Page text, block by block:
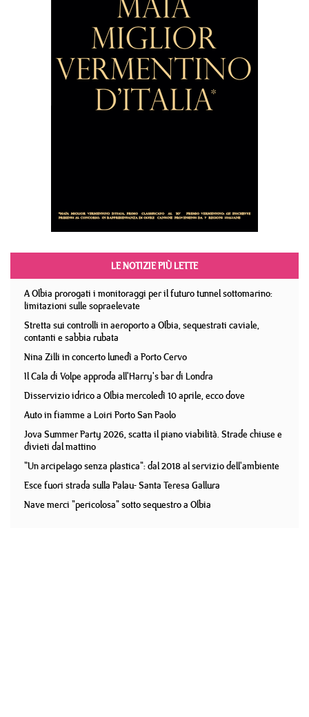
LE NOTIZIE PIÙ LETTE
A Olbia prorogati i monitoraggi per il futuro tunnel sottomarino:
limitazioni sulle sopraelevate
Stretta sui controlli in aeroporto a Olbia, sequestrati caviale,
contanti e sabbia rubata
Nina Zilli in concerto lunedì a Porto Cervo
Il Cala di Volpe approda all'Harry's bar di Londra
Disservizio idrico a Olbia mercoledì 10 aprile, ecco dove
Auto in fiamme a Loiri Porto San Paolo
Jova Summer Party 2026, scatta il piano viabilità. Strade chiuse e
divieti dal mattino
"Un arcipelago senza plastica": dal 2018 al servizio dell'ambiente
Esce fuori strada sulla Palau- Santa Teresa Gallura
Nave merci "pericolosa" sotto sequestro a Olbia